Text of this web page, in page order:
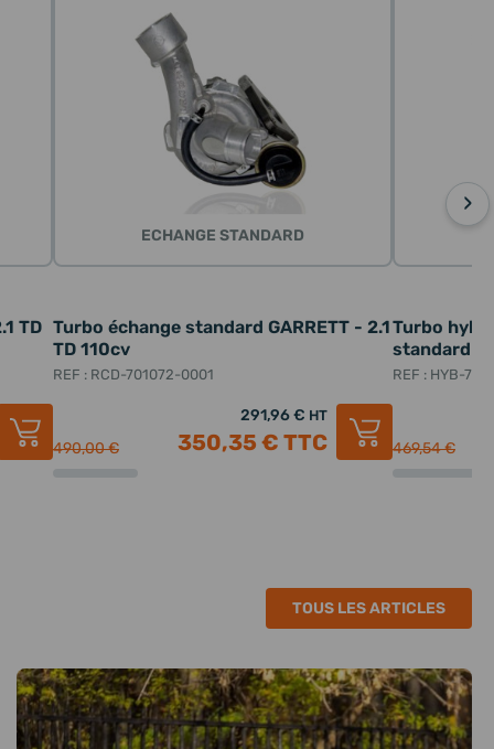
›
TD
ECHANGE STANDARD
Turbo échange standard GARRETT - 2.1
TD 110cv
REF : RCD-701072-0001
490,00 €
291,96 € HT
350,35 € TTC
Turbo
standard -
REF : HYB-
469,54 €
TOUS LES ARTICLES